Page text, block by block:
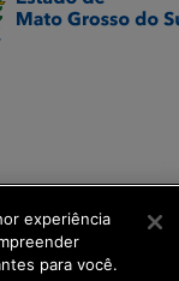
experiência
para você.